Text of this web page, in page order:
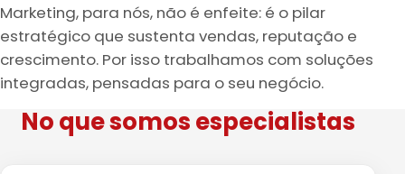
Marketing, para nós, não é enfeite: é o pilar
estratégico que sustenta vendas, reputação e
crescimento. Por isso trabalhamos com soluções
integradas, pensadas para o seu negócio.
No que somos especialistas